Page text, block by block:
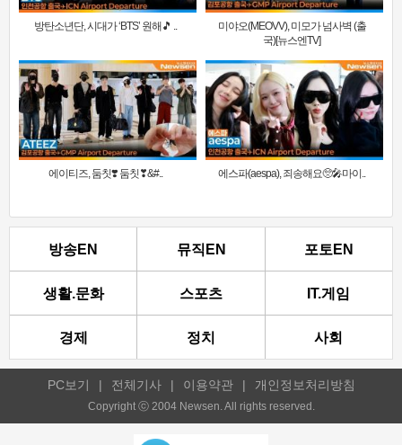
방탄소년단, 시대가 ‘BTS’ 원해🎵 ..
미야오(MEOVV), 미모가 넘사벽 (출
국)[뉴스엔TV]
에이티즈, 둠칫❣️ 둠칫❣&#.. 에스파(aespa), 죄송해요🥺🎤마이..
방송EN 뮤직EN 포토EN
생활.문화 스포츠 IT.게임
경제 정치 사회
PC보기 | 전체기사 | 이용약관 | 개인정보처리방침
Copyright ⓒ 2004 Newsen. All rights reserved.